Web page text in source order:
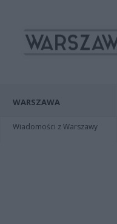
WARSZAWA
Wiadomości z Warszawy